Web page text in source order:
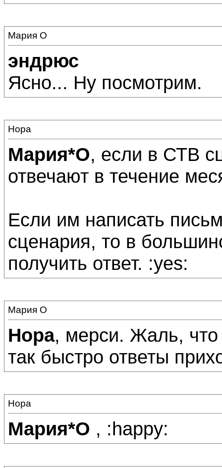
Мария О
эндрюс
Ясно... Ну посмотрим.
Нора
Мария*О, если в СТВ
отвечают в течение
Если им написать
сценария, то в
получить ответ. :yes:
Мария О
Нора, мерси. Жаль,
так быстро ответы
Нора
Мария*О , :happy: